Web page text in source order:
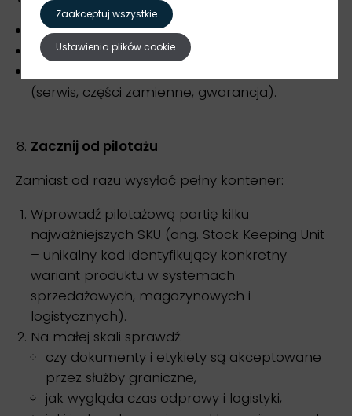
czy produkty są już obecne w UE,
jakie certyfikaty i testy posiadają,
(serwis, części zamienne, gwarancja).
Zacznij od pilotażu
Zamiast od razu wysyłać pełny kontener:
Wprowadź pilotażową partię kilku
najważniejszych SKU (ang. Stock Keeping Unit
– unikalny kod identyfikujący konkretny
wariant produktu w systemach
sprzedażowych, magazynowych i
logistycznych).
Na małej skali sprawdź:
czy dokumenty i etykiety są akceptowane
przez służby graniczne,
jak wygląda czas odprawy i logistyki,
Zaakceptuj wszystkie
Ustawienia plików cookie